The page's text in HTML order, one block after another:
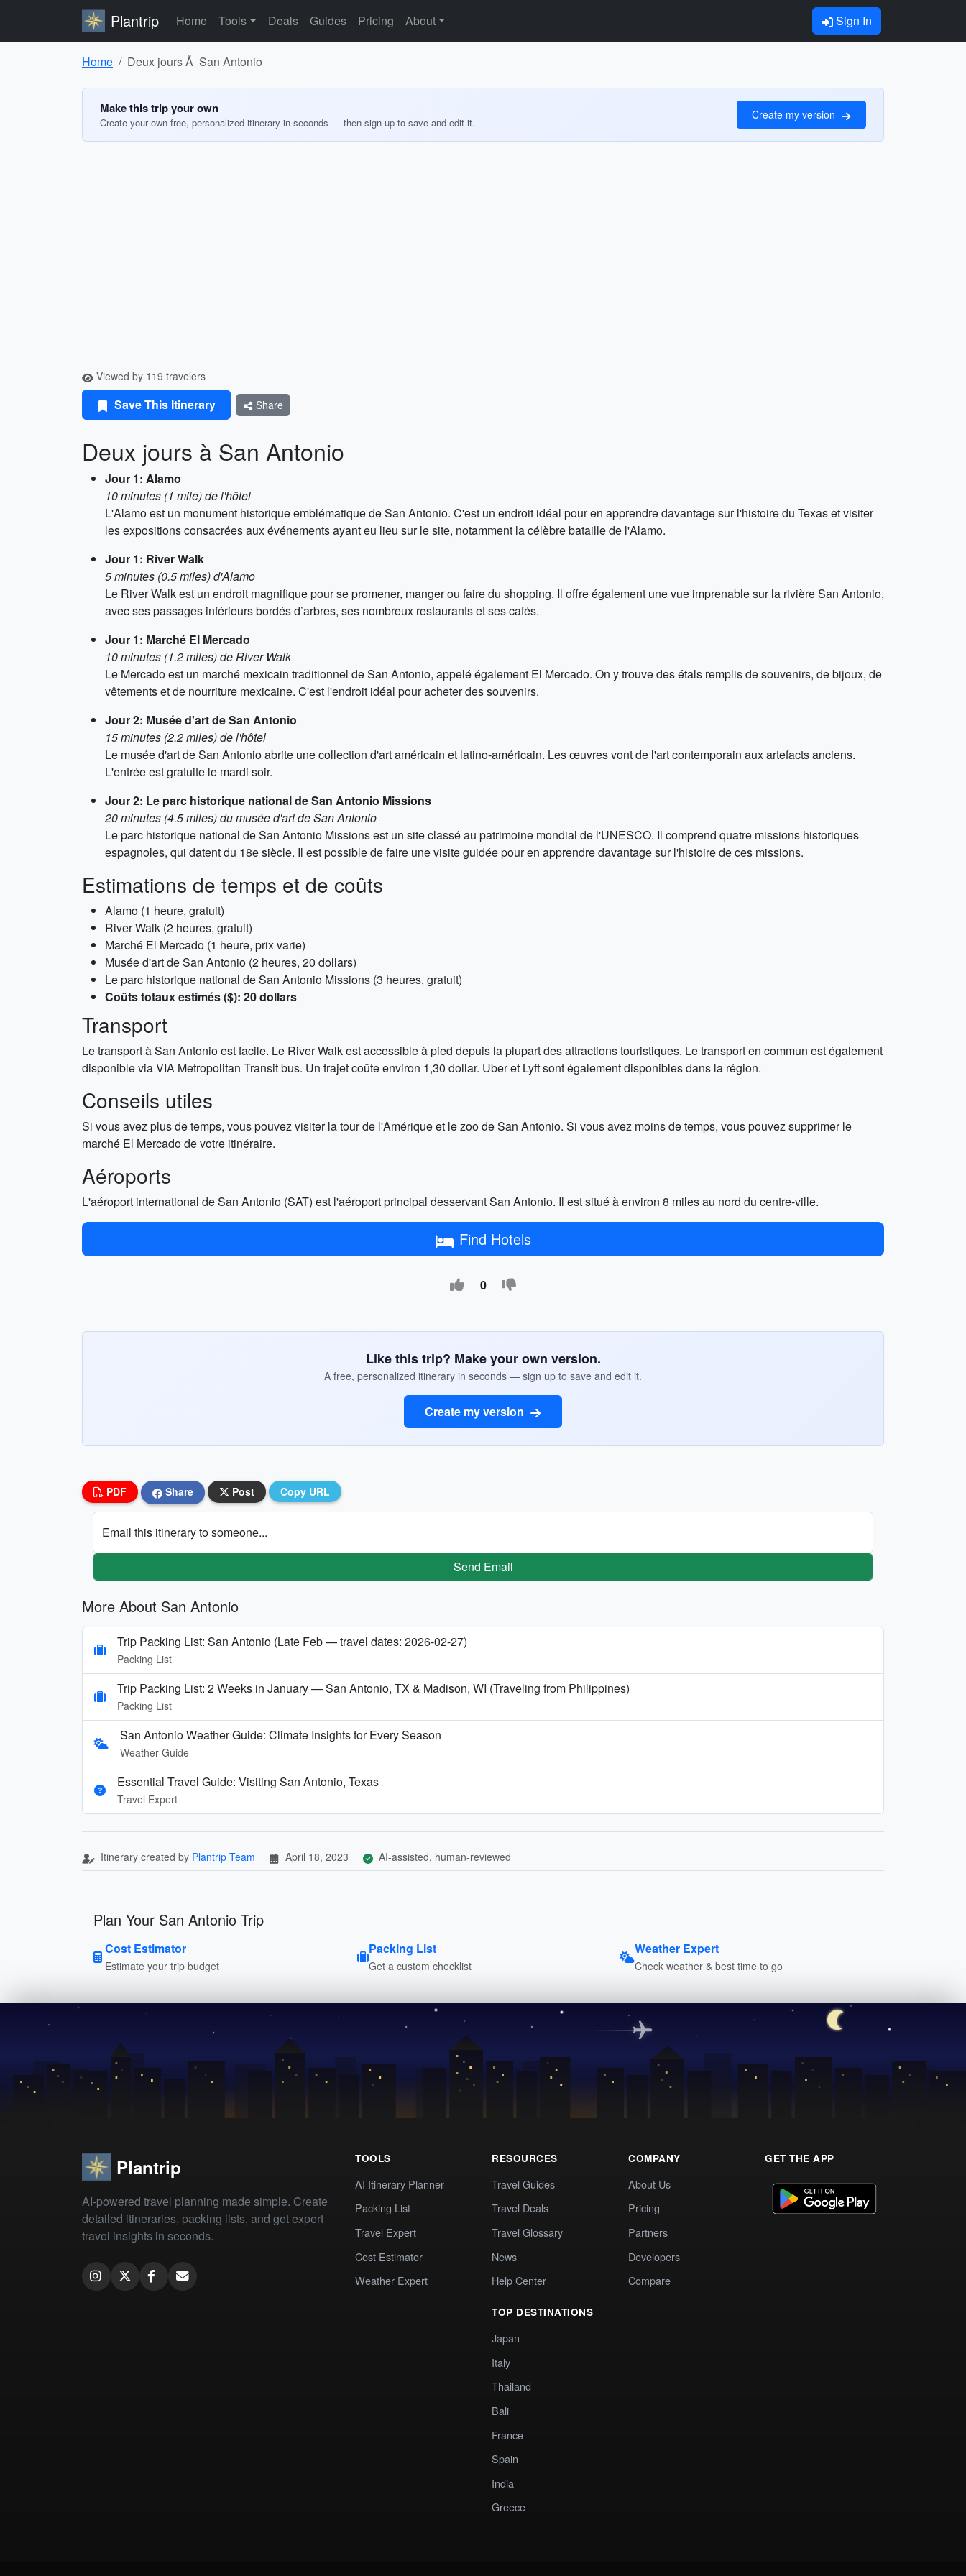
Plantrip Home Tools Deals Guides Pricing About Sign In
Home Deux jours Ã San Antonio
Make this trip your own
Create your own free, personalized itinerary in seconds — then sign up to save and edit it.
Create my version
Viewed by 119 travelers
Save This Itinerary Share
Deux jours à San Antonio
Jour 1: Alamo
10 minutes (1 mile) de l'hôtel
L'Alamo est un monument historique emblématique de San Antonio. C'est un endroit idéal pour en apprendre davantage sur l'histoire du Texas et visiter
les expositions consacrées aux événements ayant eu lieu sur le site, notamment la célèbre bataille de l'Alamo.
Jour 1: River Walk
5 minutes (0.5 miles) d'Alamo
Le River Walk est un endroit magnifique pour se promener, manger ou faire du shopping. Il offre également une vue imprenable sur la rivière San Antonio,
avec ses passages inférieurs bordés d’arbres, ses nombreux restaurants et ses cafés.
Jour 1: Marché El Mercado
10 minutes (1.2 miles) de River Walk
Le Mercado est un marché mexicain traditionnel de San Antonio, appelé également El Mercado. On y trouve des étals remplis de souvenirs, de bijoux, de
vêtements et de nourriture mexicaine. C'est l'endroit idéal pour acheter des souvenirs.
Jour 2: Musée d'art de San Antonio
15 minutes (2.2 miles) de l'hôtel
Le musée d'art de San Antonio abrite une collection d'art américain et latino-américain. Les œuvres vont de l'art contemporain aux artefacts anciens.
L'entrée est gratuite le mardi soir.
Jour 2: Le parc historique national de San Antonio Missions
20 minutes (4.5 miles) du musée d'art de San Antonio
Le parc historique national de San Antonio Missions est un site classé au patrimoine mondial de l'UNESCO. Il comprend quatre missions historiques
espagnoles, qui datent du 18e siècle. Il est possible de faire une visite guidée pour en apprendre davantage sur l'histoire de ces missions.
Estimations de temps et de coûts
Alamo (1 heure, gratuit)
River Walk (2 heures, gratuit)
Marché El Mercado (1 heure, prix varie)
Musée d'art de San Antonio (2 heures, 20 dollars)
Le parc historique national de San Antonio Missions (3 heures, gratuit)
Coûts totaux estimés ($): 20 dollars
Transport
Le transport à San Antonio est facile. Le River Walk est accessible à pied depuis la plupart des attractions touristiques. Le transport en commun est également
disponible via VIA Metropolitan Transit bus. Un trajet coûte environ 1,30 dollar. Uber et Lyft sont également disponibles dans la région.
Conseils utiles
Si vous avez plus de temps, vous pouvez visiter la tour de l'Amérique et le zoo de San Antonio. Si vous avez moins de temps, vous pouvez supprimer le
marché El Mercado de votre itinéraire.
Aéroports
L'aéroport international de San Antonio (SAT) est l'aéroport principal desservant San Antonio. Il est situé à environ 8 miles au nord du centre-ville.
Find Hotels
0
Like this trip? Make your own version.
A free, personalized itinerary in seconds — sign up to save and edit it.
Create my version
PDF Share Post Copy URL
Email this itinerary to someone...
Send Email
More About San Antonio
Trip Packing List: San Antonio (Late Feb — travel dates: 2026-02-27)
Packing List
Trip Packing List: 2 Weeks in January — San Antonio, TX & Madison, WI (Traveling from Philippines)
Packing List
San Antonio Weather Guide: Climate Insights for Every Season
Weather Guide
Essential Travel Guide: Visiting San Antonio, Texas
Travel Expert
Itinerary created by Plantrip Team April 18, 2023 AI-assisted, human-reviewed
Plan Your San Antonio Trip
Cost Estimator
Estimate your trip budget
Packing List
Get a custom checklist
Weather Expert
Check weather & best time to go
Plantrip
AI-powered travel planning made simple. Create
detailed itineraries, packing lists, and get expert
travel insights in seconds.
TOOLS
AI Itinerary Planner
Packing List
Travel Expert
Cost Estimator
Weather Expert
RESOURCES
Travel Guides
Travel Deals
Travel Glossary
News
Help Center
TOP DESTINATIONS
Japan
Italy
Thailand
Bali
France
Spain
India
Greece
COMPANY
About Us
Pricing
Partners
Developers
Compare
GET THE APP